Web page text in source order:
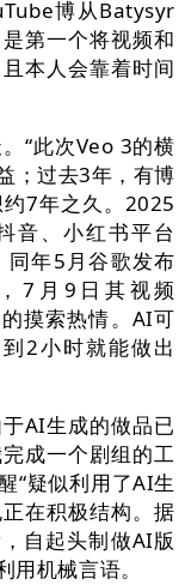
博从Batysyr
第一个将视频和
本人会靠着时间
“此次Veo 3的横
；过去3年，有博
7年之久。2025
音、小红书平台
同年5月谷歌发布
7月9日其视频
摸索热情。AI可
2小时就能做出
AI生成的做品已
成一个剧组的工
“疑似利用了AI生
在积极结构。据
自起头制做AI版
机械言语。